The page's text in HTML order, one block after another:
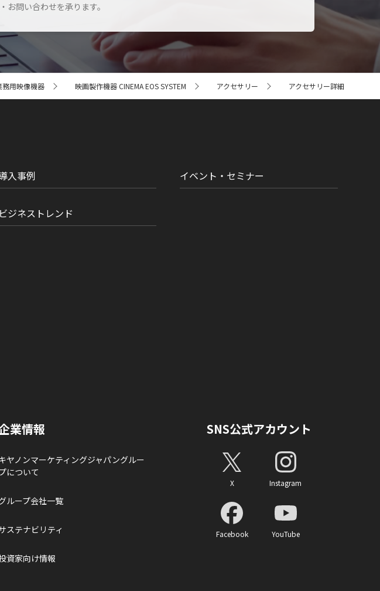
お問い合わせを承ります。
用映像機器 映画製作機器 CINEMA EOS SYSTEM アクセサリー アクセサリー詳細
入事例
ビジネストレンド
イベント・セミナー
業情報
ヤノンマーケティングジャパングルー
について
ループ会社一覧
ステナビリティ
資家向け情報
SNS公式アカウント
X Instagram
Facebook YouTube